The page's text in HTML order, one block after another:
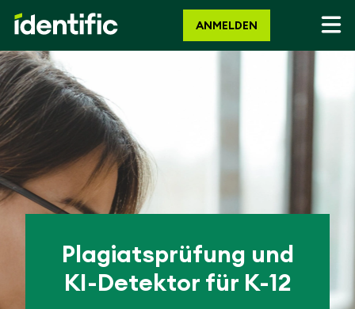
ANMELDEN
Plagiatsprüfung und
KI-Detektor für K-12